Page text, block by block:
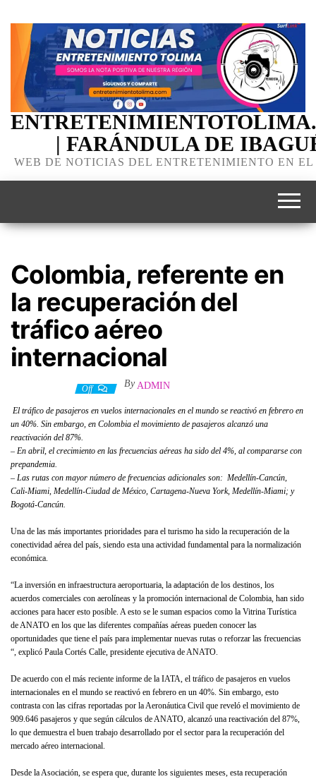
| FARÁNDULA DE
WEB DE NOTICIAS DEL ENTRETENIMIENTO EN
Colombia, referente en
la recuperación del
tráfico aéreo
internacional
Off By ADMIN
El tráfico de pasajeros en vuelos internacionales en el mundo se reactivó en febrero en
un 40%. Sin embargo, en Colombia el movimiento de pasajeros alcanzó una
reactivación del 87%.
– En abril, el crecimiento en las frecuencias aéreas ha sido del 4%, al compararse con
prepandemia.
– Las rutas con mayor número de frecuencias adicionales son: Medellín-Cancún,
Cali-Miami, Medellín-Ciudad de México, Cartagena-Nueva York, Medellín-Miami; y
Bogotá-Cancún.
Una de las más importantes prioridades para el turismo ha sido la recuperación de la
conectividad aérea del país, siendo esta una actividad fundamental para la normalización
económica.
“La inversión en infraestructura aeroportuaria, la adaptación de los destinos, los
acuerdos comerciales con aerolíneas y la promoción internacional de Colombia, han sido
acciones para hacer esto posible. A esto se le suman espacios como la Vitrina Turística
de ANATO en los que las diferentes compañías aéreas pueden conocer las
oportunidades que tiene el país para implementar nuevas rutas o reforzar las frecuencias
“, explicó Paula Cortés Calle, presidente ejecutiva de ANATO.
De acuerdo con el más reciente informe de la IATA, el tráfico de pasajeros en vuelos
internacionales en el mundo se reactivó en febrero en un 40%. Sin embargo, esto
contrasta con las cifras reportadas por la Aeronáutica Civil que reveló el movimiento de
909.646 pasajeros y que según cálculos de ANATO, alcanzó una reactivación del 87%,
lo que demuestra el buen trabajo desarrollado por el sector para la recuperación del
mercado aéreo internacional.
Desde la Asociación, se espera que, durante los siguientes meses, esta recuperación